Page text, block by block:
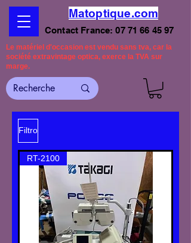
Matoptique.com
Contact France:07 71 66 45 97
Le matériel d'occasion est vendu sans tva, car la
société extravintage optica, exerce la TVA sur
marge.
Filtro
RT-2100